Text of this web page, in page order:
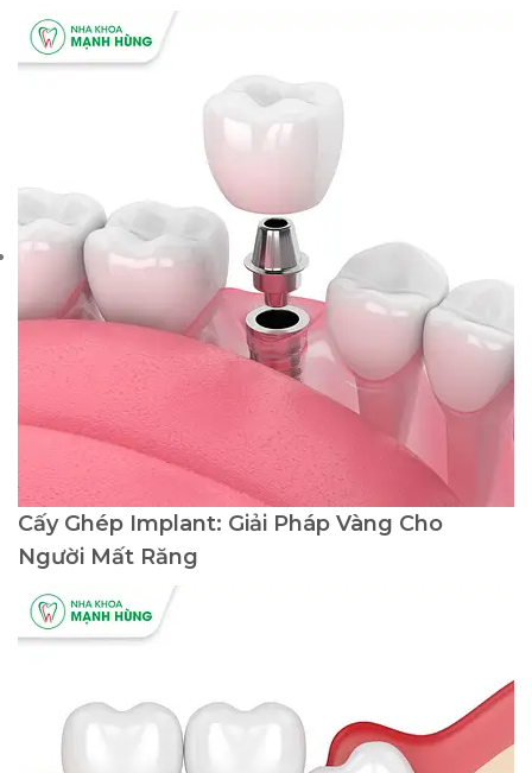
Cấy Ghép Implant: Giải Pháp Vàng Cho
Người Mất Răng